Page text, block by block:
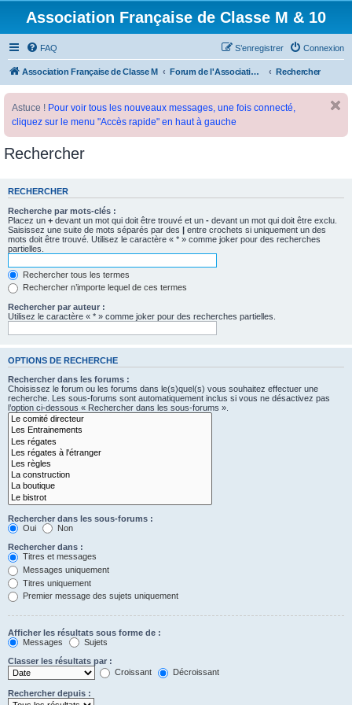
Association Française de Classe M & 10
FAQ Connexion
S’enregistrer
Association Française de Classe M Forum de l'Association Française de Classe M Rechercher
Astuce ! Pour voir tous les nouveaux messages, une fois connecté,
cliquez sur le menu "Accès rapide" en haut à gauche
Rechercher
RECHERCHER
Recherche par mots-clés :
Placez un + devant un mot qui doit être trouvé et un - devant un mot qui doit être exclu.
Saisissez une suite de mots séparés par des | entre crochets si uniquement un des
mots doit être trouvé. Utilisez le caractère « * » comme joker pour des recherches
partielles.
Rechercher tous les termes
Rechercher n’importe lequel de ces termes
Rechercher par auteur :
Utilisez le caractère « * » comme joker pour des recherches partielles.
OPTIONS DE RECHERCHE
Rechercher dans les forums :
Choisissez le forum ou les forums dans le(s)quel(s) vous souhaitez effectuer une
recherche. Les sous-forums sont automatiquement inclus si vous ne désactivez pas
l’option ci-dessous « Rechercher dans les sous-forums ».
Rechercher dans les sous-forums :
Oui
Non
Rechercher dans :
Titres et messages
Messages uniquement
Titres uniquement
Premier message des sujets uniquement
Afficher les résultats sous forme de :
Messages
Sujets
Classer les résultats par :
Croissant
Décroissant
Rechercher depuis :